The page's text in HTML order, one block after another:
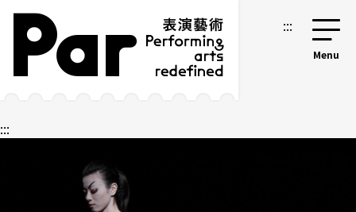
跳到主要內容區塊
網站導覽 :::
:::